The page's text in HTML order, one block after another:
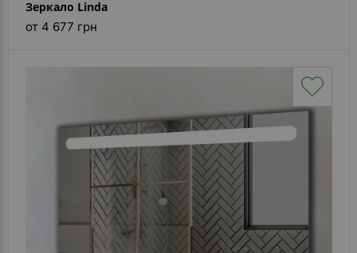
Зеркало Linda
от 4 677 грн